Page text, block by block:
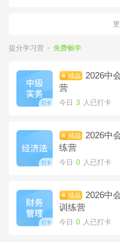
2026中
今日 0
提分学习营 · 免费畅学
2026中
营
今日 3 人已打卡
2026中
练营
今日 0 人已打卡
2026中
训练营
今日 0 人已打卡